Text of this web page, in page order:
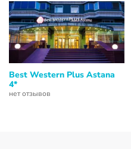
Best Western Plus Astana
4*
нет отзывов